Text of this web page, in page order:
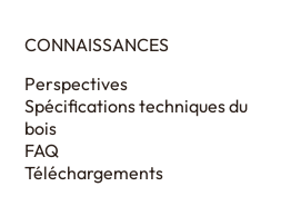
CONNAISSANCES
Perspectives
Spécifications techniques du
bois
FAQ
Téléchargements